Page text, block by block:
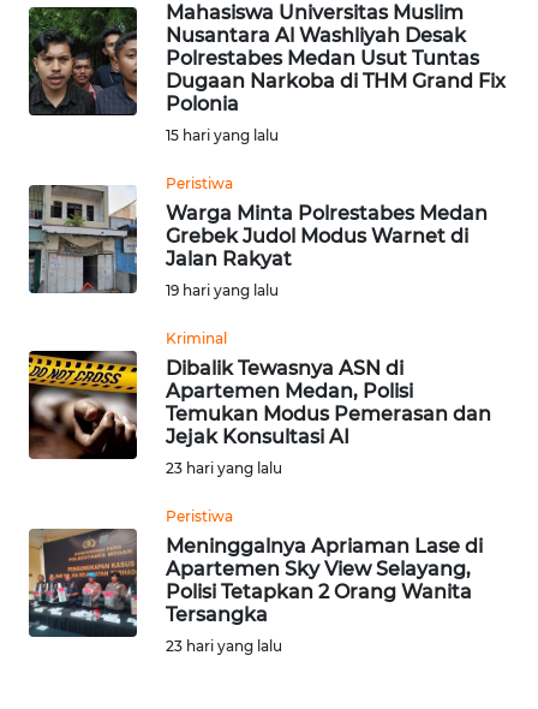
Mahasiswa Universitas Muslim
Nusantara Al Washliyah Desak
Polrestabes Medan Usut Tuntas
Dugaan Narkoba di THM Grand Fix
Polonia
15 hari yang lalu
Peristiwa
Warga Minta Polrestabes Medan
Grebek Judol Modus Warnet di
Jalan Rakyat
19 hari yang lalu
Kriminal
Dibalik Tewasnya ASN di
Apartemen Medan, Polisi
Temukan Modus Pemerasan dan
Jejak Konsultasi AI
23 hari yang lalu
Peristiwa
Meninggalnya Apriaman Lase di
Apartemen Sky View Selayang,
Polisi Tetapkan 2 Orang Wanita
Tersangka
23 hari yang lalu
WN
NTB
WN
SULBAR
WN
SUMBAR
WN
BENGKULU